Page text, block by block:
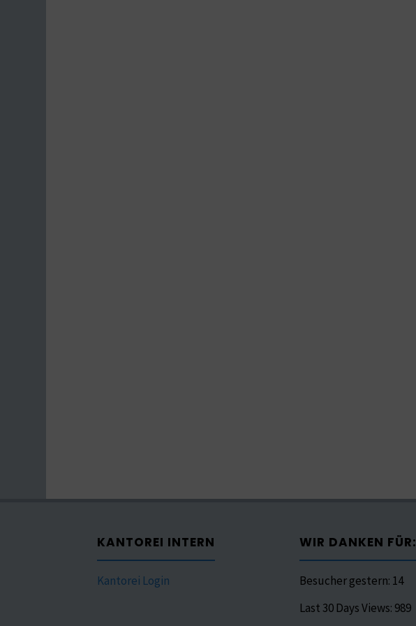
KANTOREI INTERN
Kantorei Login
WIR DANKEN FÜR:
Besucher gestern: 14
Last 30 Days Views: 989